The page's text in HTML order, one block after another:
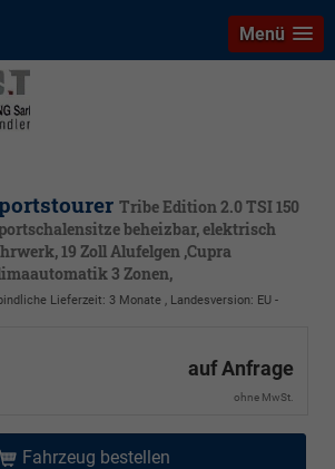
Menü
Tribe Edition 2.0 TSI 150
beheizbar, elektrisch
19 Zoll Alufelgen ,Cupra
3 Zonen,
Lieferzeit: 3 Monate , Landesversion: EU -
auf Anfrage
ohne MwSt.
Fahrzeug bestellen